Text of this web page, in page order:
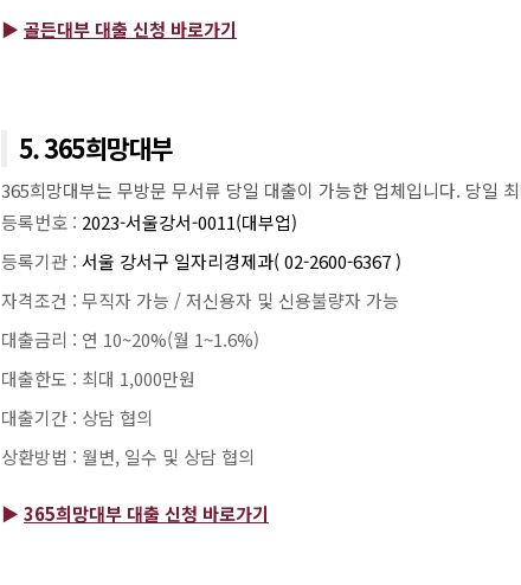
▶ 골든대부 대출 신청 바로가기
5. 365희망대부
365희망대부는 무방문 무서류 당일 대출이 가능한 업체입니다. 당일
등록번호 : 2023-서울강서-0011(대부업)
등록기관 : 서울 강서구 일자리경제과( 02-2600-6367 )
자격조건 : 무직자 가능 / 저신용자 및 신용불량자 가능
대출금리 : 연 10~20%(월 1~1.6%)
대출한도 : 최대 1,000만원
대출기간 : 상담 협의
상환방법 : 월변, 일수 및 상담 협의
▶ 365희망대부 대출 신청 바로가기